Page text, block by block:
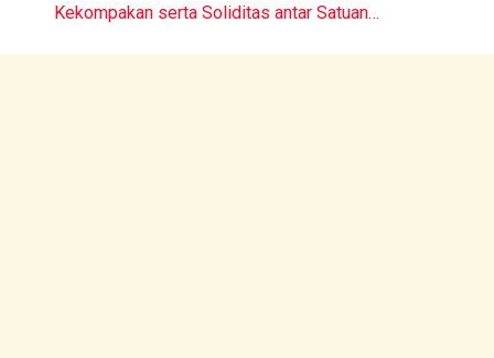
Kekompakan serta Soliditas antar Satuan…